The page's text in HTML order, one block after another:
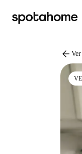
arrow_back